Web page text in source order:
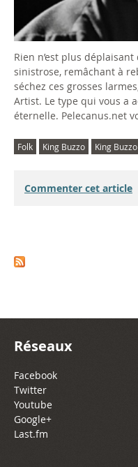
Rien n’est plus
sinistrose, remâchant à
séchez ces grosses
Artist. Le type qui vous a
éternelle. Pelecanus.net
Folk King Buzzo King Buzzo
Commenter cet article
Réseaux
Facebook
Twitter
Youtube
Google+
Last.fm